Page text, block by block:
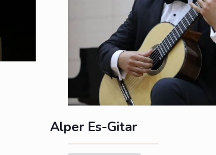
Alper Es-Gitar